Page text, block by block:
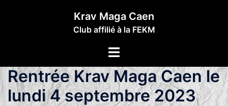
Krav Maga Caen
Club affilié à la FEKM
Ouvrir/fermer
menu
Rentrée Krav Maga Caen le
lundi 4 septembre 2023